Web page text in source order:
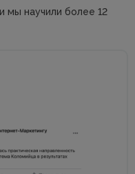
мы научили более 12